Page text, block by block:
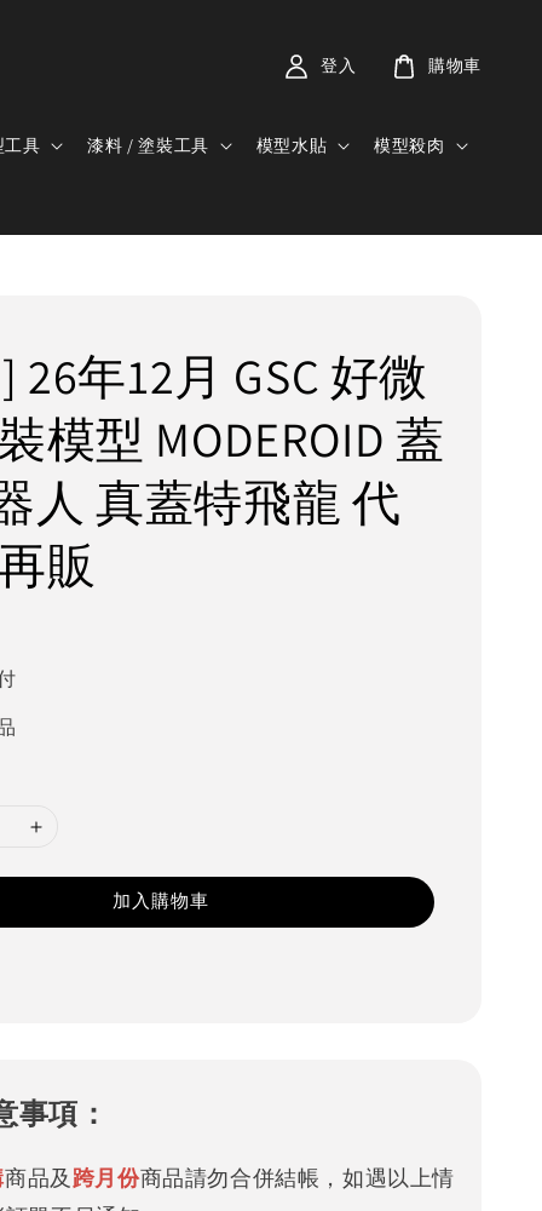
工具 漆料 / 塗裝工具 模型水貼 模型殺肉
登入 購物車
26年12月 GSC 好微
模型 MODEROID 蓋
人 真蓋特飛龍 代
販
加入購物車
事項：
商品及 跨月份商品請勿合併結帳，如遇以上情